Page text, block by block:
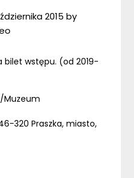
2015 by
bilet wstępu. (od 2019-
Muzeum
320 Praszka, miasto,